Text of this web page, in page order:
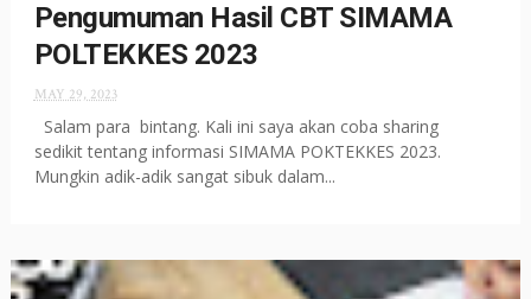
Pengumuman Hasil CBT SIMAMA
POLTEKKES 2023
MAY 29, 2023
Salam para bintang. Kali ini saya akan coba sharing
sedikit tentang informasi SIMAMA POKTEKKES 2023.
Mungkin adik-adik sangat sibuk dalam...